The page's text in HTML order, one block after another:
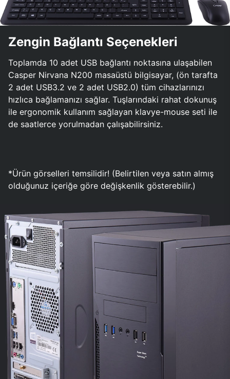
Zengin Bağlantı Seçenekleri
Toplamda 10 adet USB bağlantı noktasına ulaşabilen
Casper Nirvana N200 masaüstü bilgisayar, (ön tarafta
2 adet USB3.2 ve 2 adet USB2.0) tüm cihazlarınızı
hızlıca bağlamanızı sağlar. Tuşlarındaki rahat dokunuş
ile ergonomik kullanım sağlayan klavye-mouse seti ile
de saatlerce yorulmadan çalışabilirsiniz.
*Ürün görselleri temsilidir! (Belirtilen veya satın almış
olduğunuz içeriğe göre değişkenlik gösterebilir.)